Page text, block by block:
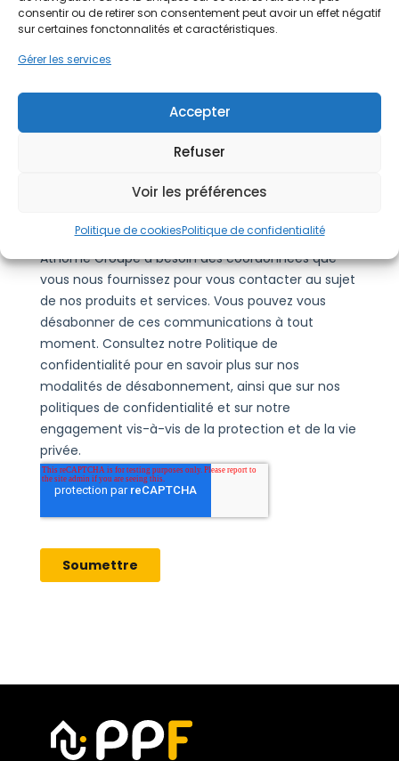
consentir ou de retirer son consentement peut avoir un effet négatif
sur certaines fonctonnalités et caractéristiques.
Gérer les services
Accepter
Refuser
Voir les préférences
Politique de cookiesPolitique de confidentialité